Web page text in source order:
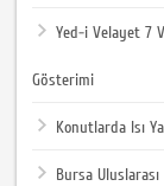
Yed-i Velayet 7
Gösterimi
Konutlarda Isı
Bursa Uluslarası